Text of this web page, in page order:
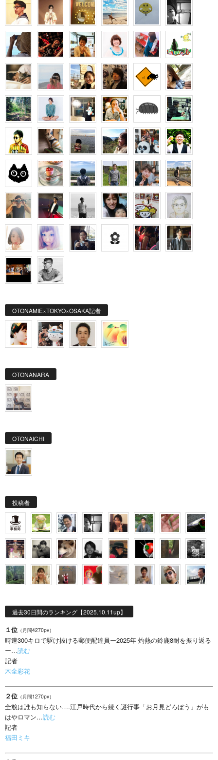
OTONAMIE×TOKYO×OSAKA記者
OTONANARA
OTONAICHI
投稿者
過去30日間のランキング【2025.10.11up】
１位 （月間4270pv）
時速300キロで駆け抜ける郵便配達員ー2025年 灼熱の鈴鹿8耐を振り返る
ー…読む
記者
木全彩花
２位 （月間1270pv）
全貌は誰も知らない….江戸時代から続く謎行事「お月見どろぼう」がも
はやロマン…読む
記者
福田ミキ